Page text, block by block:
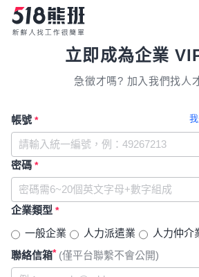
立即成為企業
急徵才嗎? 加入我們找人
帳號 *
密碼 *
企業類型 *
一般企業 人力派遣業 人力仲介
聯絡信箱* (僅平台聯繫不會公開)